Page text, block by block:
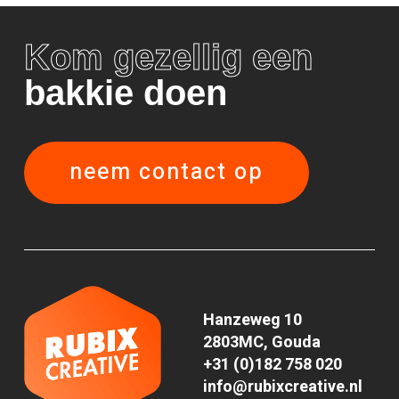
Kom gezellig een
bakkie doen
neem contact op
Hanzeweg 10
2803MC, Gouda
+31 (0)182 758 020
info@rubixcreative.nl